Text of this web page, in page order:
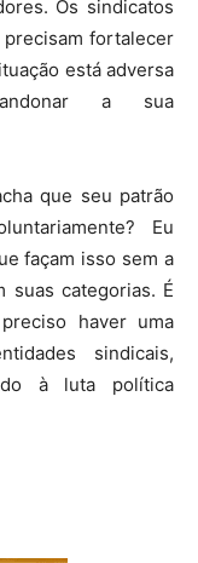
Os sindicatos
fortalecer
está adversa
a sua
que seu patrão
Eu
façam isso sem a
suas categorias. É
haver uma
sindicais,
à luta política